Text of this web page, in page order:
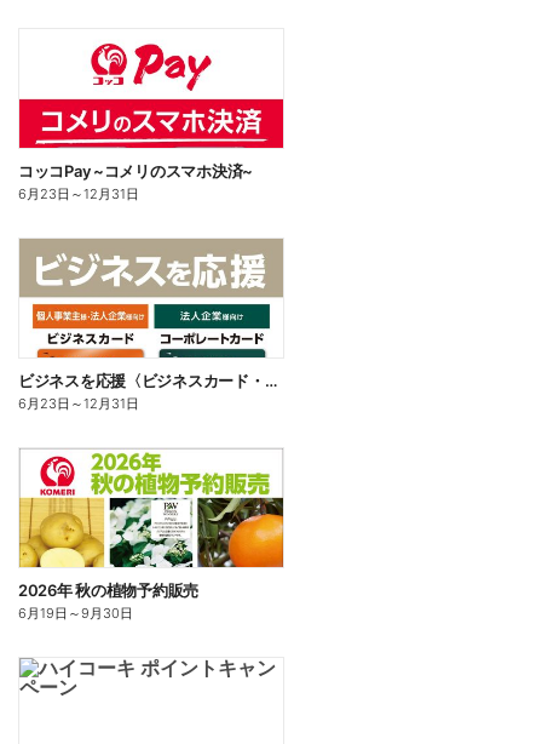
コッコPay ~コメリのスマホ決済~
6月23日 ～12月31日
ビジネスを応援〈ビジネスカード・コーポレートカード〉
6月23日 ～12月31日
2026年 秋の植物予約販売
6月19日 ～9月30日